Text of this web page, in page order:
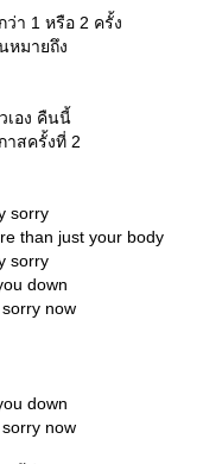
า 1 หรือ 2 ครั้ง
หมายถึง
เอง คืนนี้
าสครั้งที่ 2
sorry
than just your body
sorry
down
sorry now
down
sorry now